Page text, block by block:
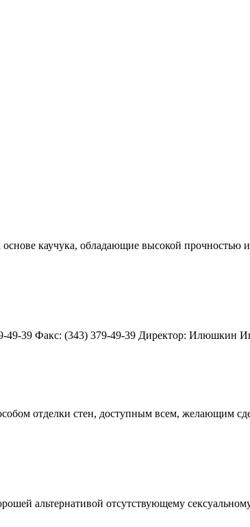
каучука, обладающие высокой
49-39 Факс: (343) 379-49-39 Директор: Илюшкин
отделки стен, доступным всем, желающим
альтернативой отсутствующему